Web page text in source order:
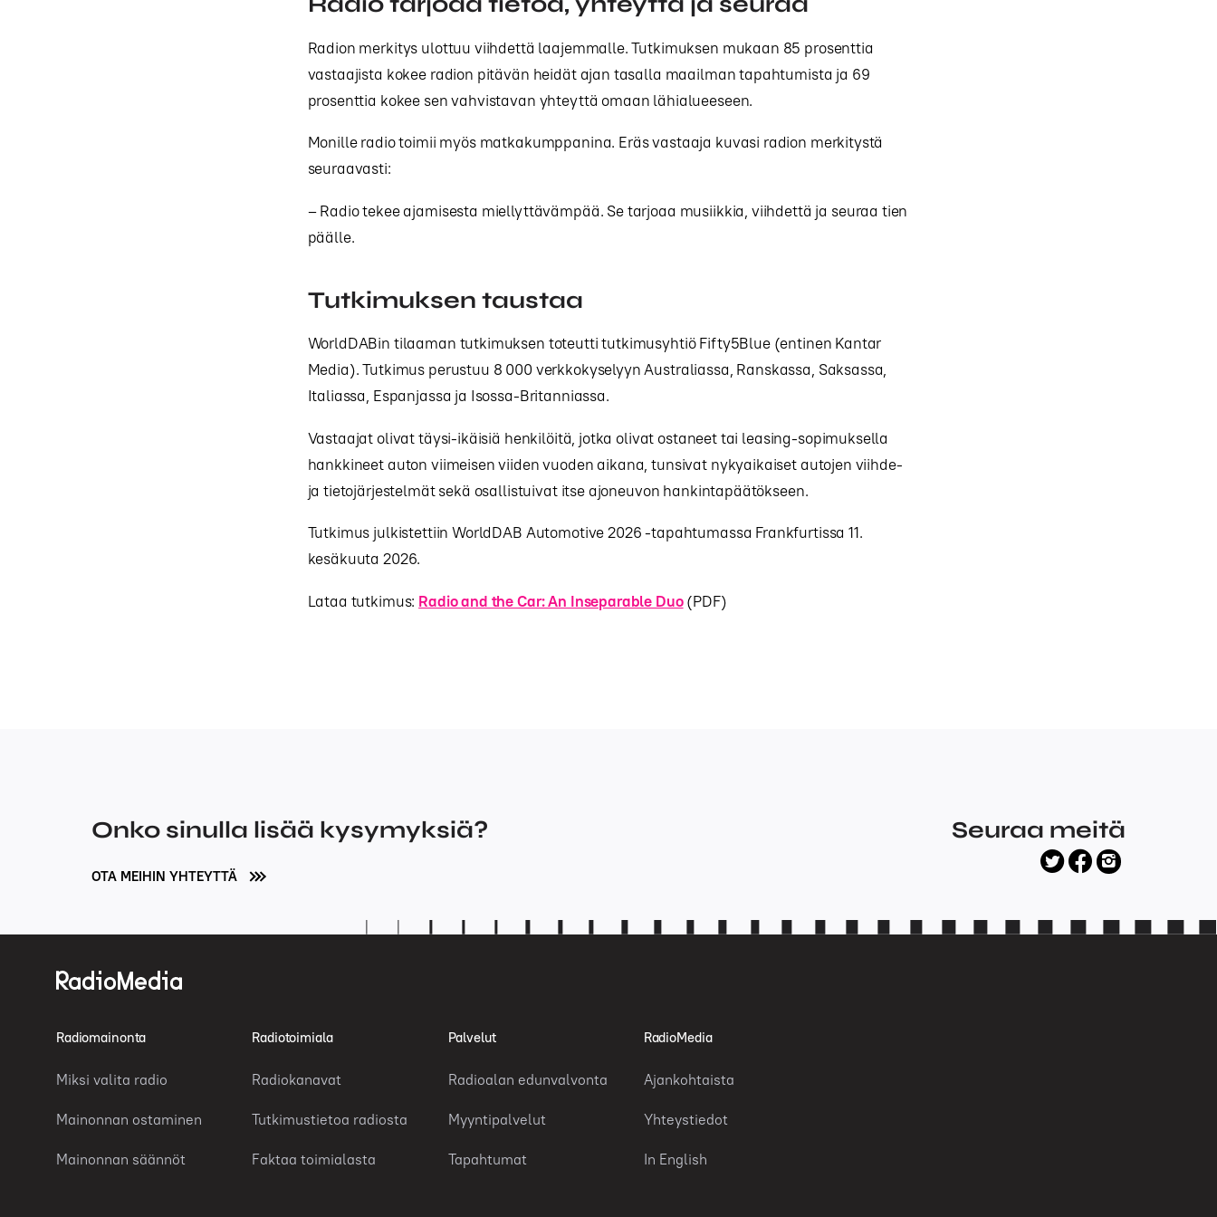
Radion merkitys ulottuu viihdettä laajemmalle. Tutkimuksen mukaan 85 prosenttia
vastaajista kokee radion pitävän heidät ajan tasalla maailman tapahtumista ja 69
prosenttia kokee sen vahvistavan yhteyttä omaan lähialueeseen.
Monille radio toimii myös matkakumppanina. Eräs vastaaja kuvasi radion merkitystä
seuraavasti:
– Radio tekee ajamisesta miellyttävämpää. Se tarjoaa musiikkia, viihdettä ja seuraa tien
päälle.
Tutkimuksen taustaa
WorldDABin tilaaman tutkimuksen toteutti tutkimusyhtiö Fifty5Blue (entinen Kantar
Media). Tutkimus perustuu 8 000 verkkokyselyyn Australiassa, Ranskassa, Saksassa,
Italiassa, Espanjassa ja Isossa-Britanniassa.
Vastaajat olivat täysi-ikäisiä henkilöitä, jotka olivat ostaneet tai leasing-sopimuksella
hankkineet auton viimeisen viiden vuoden aikana, tunsivat nykyaikaiset autojen viihde-
ja tietojärjestelmät sekä osallistuivat itse ajoneuvon hankintapäätökseen.
Tutkimus julkistettiin WorldDAB Automotive 2026 -tapahtumassa Frankfurtissa 11.
kesäkuuta 2026.
Lataa tutkimus: Radio and the Car: An Inseparable Duo(PDF)
Onko sinulla lisää kysymyksiä?
OTA MEIHIN YHTEYTTÄ
Seuraa meitä
twitter
facebook
instagram
Radiomainonta
Miksi valita radio
Mainonnan ostaminen
Mainonnan säännöt
Radiotoimiala
Radiokanavat
Tutkimustietoa radiosta
Faktaa toimialasta
Palvelut
Radioalan edunvalvonta
Myyntipalvelut
Tapahtumat
RadioMedia
Ajankohtaista
Yhteystiedot
In English